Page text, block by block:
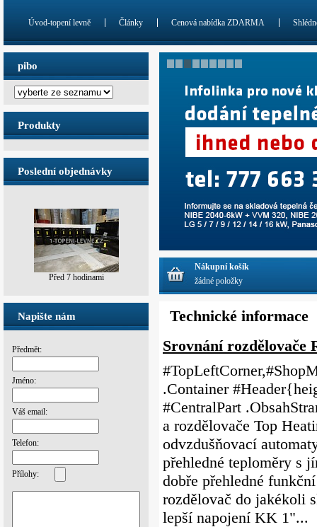
pibo
Produkty
Poslední objednávky
Před 7 hodinami
Napište nám
Předmět:
Jméno:
Váš email:
Telefon:
Přílohy:
Technické informace
Srovnání rozdělovače
.Container
#CentralPart
a rozdělovače Top
odvzdušňovací
přehledné teploměry s
dobře přehledné
rozdělovač do jakékoli
lepší napojení KK 1"...
Úvod-topení levně Články Cenová nabídka ZDARMA
Nákupní košík
žádné položky